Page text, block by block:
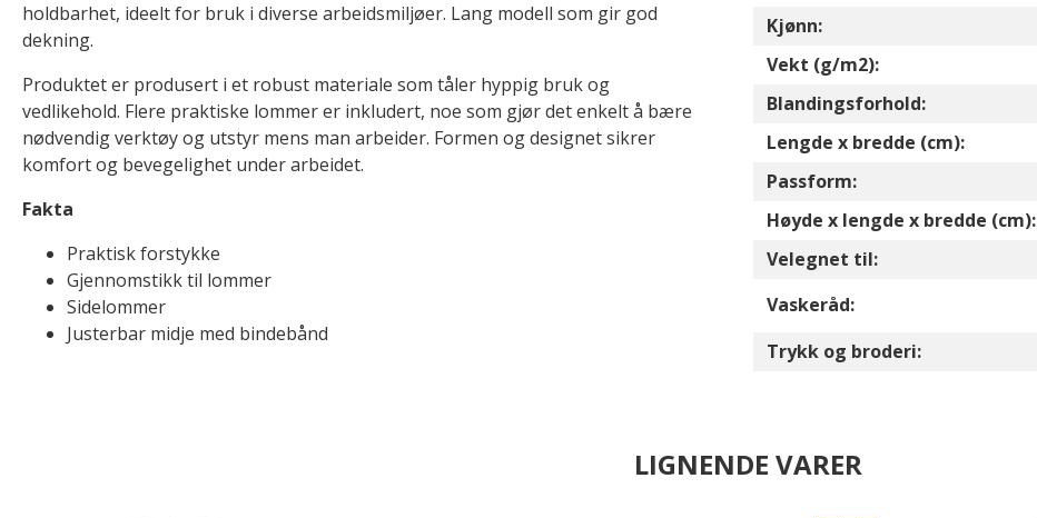
holdbarhet, ideelt for bruk i diverse arbeidsmiljøer. Lang modell som gir god
dekning.
Produktet er produsert i et robust materiale som tåler hyppig bruk og
vedlikehold. Flere praktiske lommer er inkludert, noe som gjør det enkelt å bære
nødvendig verktøy og utstyr mens man arbeider. Formen og designet sikrer
komfort og bevegelighet under arbeidet.
Fakta
Praktisk forstykke
Gjennomstikk til lommer
Sidelommer
Justerbar midje med bindebånd
Kjønn:
Vekt (g/m2):
Blandingsforhold:
Lengde x bredde (cm):
Passform:
Høyde x lengde x bredde (cm):
Velegnet til:
Vaskeråd:
Trykk og broderi:
LIGNENDE VARER